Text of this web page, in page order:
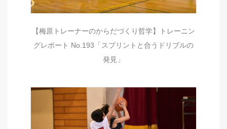
【梅原トレーナーのからだづくり哲学】トレーニン
グレポート No.193「スプリントと合うドリブルの
発見」